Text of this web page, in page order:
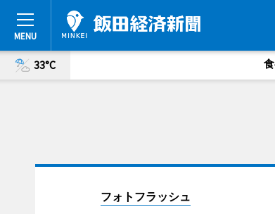
33°C
フォトフラッシュ